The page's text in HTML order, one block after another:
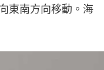
東南方向移動。海